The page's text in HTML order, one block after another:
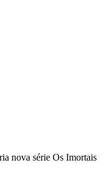
nova série Os Imortais